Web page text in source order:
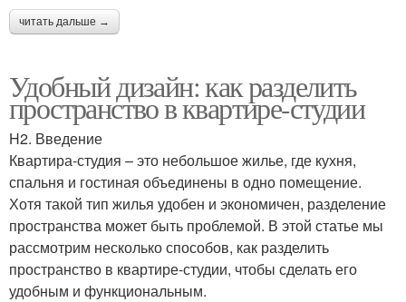
читать дальше →
Удобный дизайн: как разделить
пространство в квартире-студии
H2. Введение
Квартира-студия – это небольшое жилье, где кухня,
спальня и гостиная объединены в одно помещение.
Хотя такой тип жилья удобен и экономичен, разделение
пространства может быть проблемой. В этой статье мы
рассмотрим несколько способов, как разделить
пространство в квартире-студии, чтобы сделать его
удобным и функциональным.